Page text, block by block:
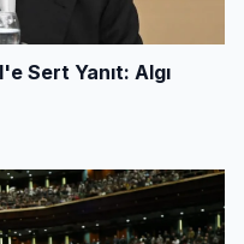
Sert Yanıt: Algı